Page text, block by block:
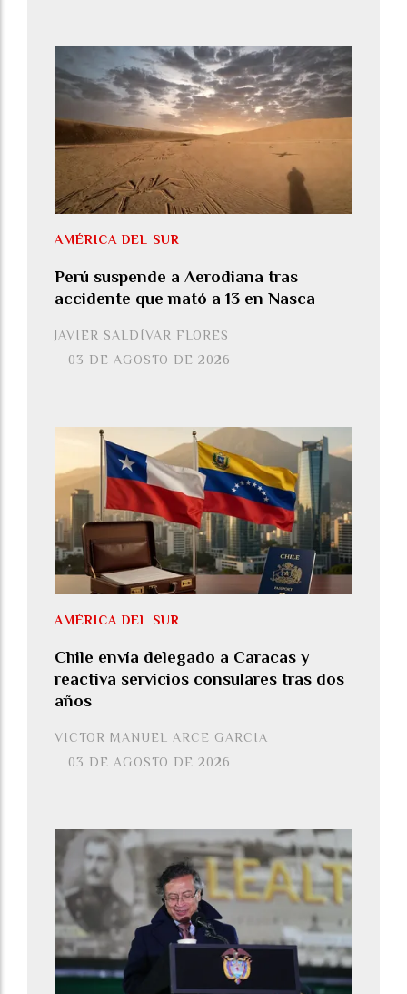
Perú suspende a Aerodiana tras
accidente que mató a 13 en Nasca
JAVIER SALDÍVAR FLORES
AMÉRICA DEL SUR
03 DE AGOSTO DE 2026
Chile envía delegado a Caracas y
reactiva servicios consulares tras dos
años
VICTOR MANUEL ARCE GARCIA
AMÉRICA DEL SUR
03 DE AGOSTO DE 2026